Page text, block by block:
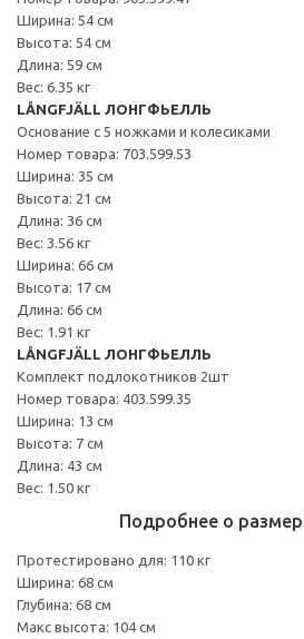
Ширина: 54 см
Высота: 54 см
Длина: 59 см
Вес: 6.35 кг
LÅNGFJÄLL ЛОНГФЬЕЛЛЬ
Основание с 5 ножками и колесиками
Номер товара: 703.599.53
Ширина: 35 см
Высота: 21 см
Длина: 36 см
Вес: 3.56 кг
Ширина: 66 см
Высота: 17 см
Длина: 66 см
Вес: 1.91 кг
LÅNGFJÄLL ЛОНГФЬЕЛЛЬ
Комплект подлокотников 2шт
Номер товара: 403.599.35
Ширина: 13 см
Высота: 7 см
Длина: 43 см
Вес: 1.50 кг
Подробнее о
Протестировано для: 110 кг
Ширина: 68 см
Глубина: 68 см
Макс высота: 104 см